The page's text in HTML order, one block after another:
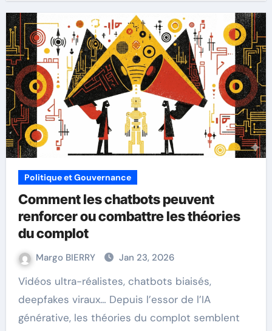
Politique et Gouvernance
Comment les chatbots peuvent
renforcer ou combattre les théories
du complot
Margo BIERRY Jan 23, 2026
Vidéos ultra-réalistes, chatbots biaisés,
deepfakes viraux… Depuis l’essor de l’IA
générative, les théories du complot semblent